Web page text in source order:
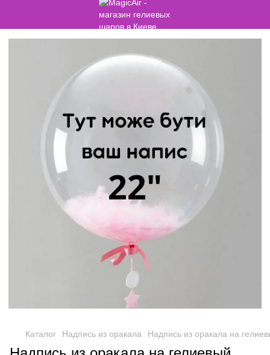
Каталог Надпись из оракала Надпись из оракала на